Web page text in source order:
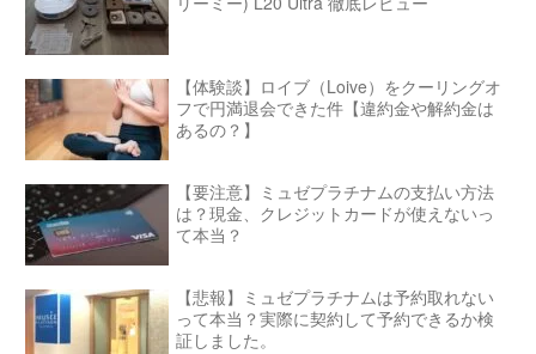
【体験談】ロイブ（Loive）をクーリングオ
フで円満退会できた件【違約金や解約金は
あるの？】
【要注意】ミュゼプラチナムの支払い方法
は？現金、クレジットカードが使えないっ
て本当？
【悲報】ミュゼプラチナムは予約取れない
って本当？実際に契約して予約できるか検
証しました。